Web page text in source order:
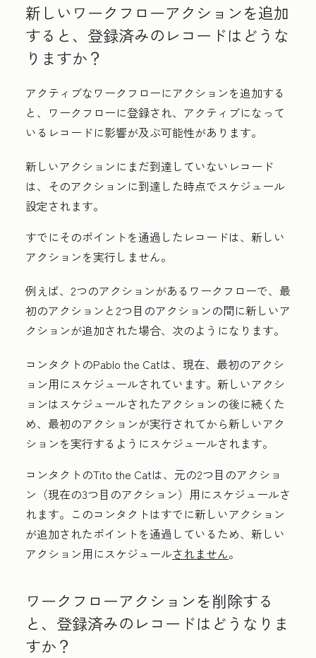
新しいワークフローアクションを追加
すると、登録済みのレコードはどうな
りますか？
アクティブなワークフローにアクションを追加する
と、ワークフローに登録され、アクティブになって
いるレコードに影響が及ぶ可能性があります。
新しいアクションにまだ到達していないレコード
は、そのアクションに到達した時点でスケジュール
設定されます。
すでにそのポイントを通過したレコードは、新しい
アクションを実行しません。
例えば、2つのアクションがあるワークフローで、最
初のアクションと2つ目のアクションの間に新しいア
クションが追加された場合、次のようになります。
コンタクトのPablo the Catは、現在、最初のアクシ
ョン用にスケジュールされています。新しいアクシ
ョンはスケジュールされたアクションの後に続くた
め、最初のアクションが実行されてから新しいアク
ションを実行するようにスケジュールされます。
コンタクトのTito the Catは、元の2つ目のアクショ
ン（現在の3つ目のアクション）用にスケジュールさ
れます。このコンタクトはすでに新しいアクション
が追加されたポイントを通過しているため、新しい
アクション用にスケジュールされません。
ワークフローアクションを削除する
と、登録済みのレコードはどうなりま
すか？